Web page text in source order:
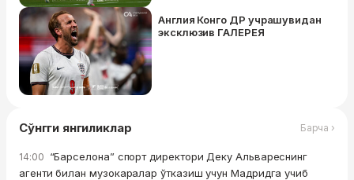
Англия Конго ДР учрашувидан
эксклюзив ГАЛЕРЕЯ
Сўнгги янгиликлар Барча ›
14:00 “Барселона” спорт директори Деку Альвареснинг
агенти билан музокаралар ўтказиш учун Мадридга учиб